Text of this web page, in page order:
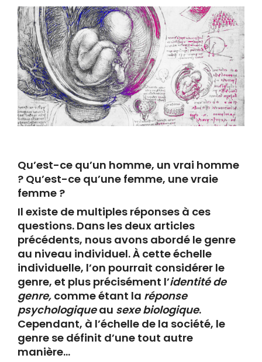
Qu’est-ce qu’un homme, un vrai homme
? Qu’est-ce qu’une femme, une vraie
femme ?
Il existe de multiples réponses à ces
questions. Dans les deux articles
précédents, nous avons abordé le genre
au niveau individuel. À cette échelle
individuelle, l’on pourrait considérer le
genre, et plus précisément l’identité de
genre, comme étant la réponse
psychologiqueau sexe biologique.
Cependant, à l’échelle de la société, le
genre se définit d’une tout autre
manière…